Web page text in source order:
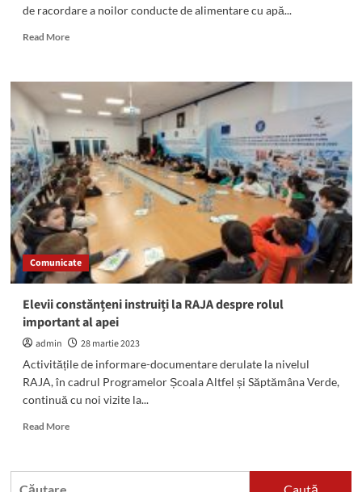
de racordare a noilor conducte de alimentare cu apă...
Read MoreRead
ATENȚIE!
Mâine
va
fi
sistată
furnizarea
apei
potabile
la
Mangalia
pentru
24
de
ore!
Comunicate
Elevii constănțeni instruiți la RAJA despre rolul
important al apei
admin
28 martie 2023
Activitățile de informare-documentare derulate la nivelul
RAJA, în cadrul Programelor Școala Altfel și Săptămâna Verde,
continuă cu noi vizite la...
Read MoreRead
Elevii
Caută